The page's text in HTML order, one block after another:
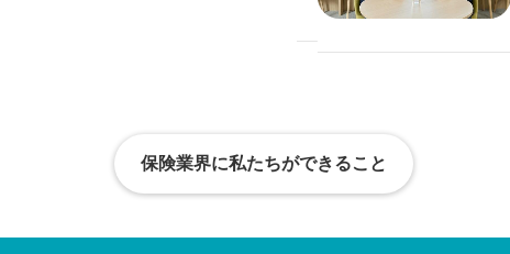
保険業界に私たちができること